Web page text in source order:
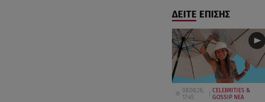
ΔΕΙΤΕ ΕΠΙΣΗΣ
08.08.26,
17:45
CELEBRITIES &
GOSSIP ΝΕΑ